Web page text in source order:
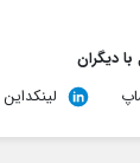
دیگران
لینکداین